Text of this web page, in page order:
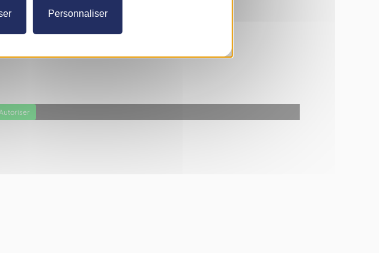
Autoriser
Personnaliser